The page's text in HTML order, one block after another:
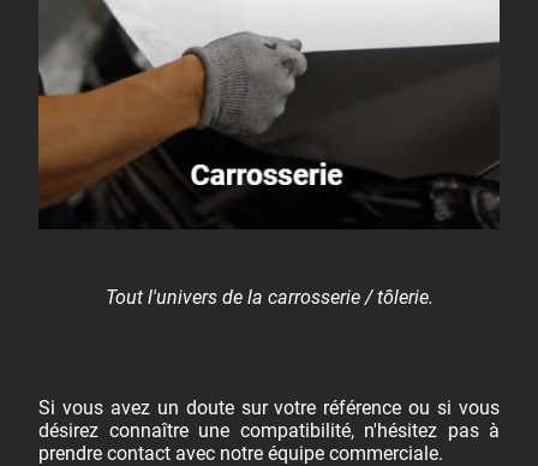
Tout l'univers de la carrosserie / tôlerie.
Si vous avez un doute sur votre référence ou si vous
désirez connaître une compatibilité, n'hésitez pas à
prendre contact avec notre équipe commerciale.